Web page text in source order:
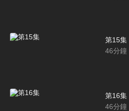
第15集
46分鐘
第16集
46分鐘